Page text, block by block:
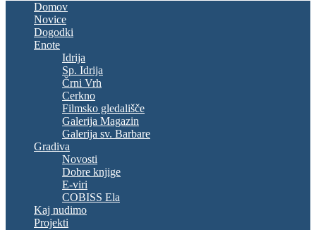
Domov
Novice
Dogodki
Enote
Idrija
Sp. Idrija
Črni Vrh
Cerkno
Filmsko gledališče
Galerija Magazin
Galerija sv. Barbare
Gradiva
Novosti
Dobre knjige
E-viri
COBISS Ela
Kaj nudimo
Projekti